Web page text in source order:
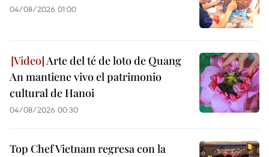
04/08/2026 01:00
Arte del té de loto de Quang
An mantiene vivo el patrimonio
cultural de Hanoi
04/08/2026 00:30
Top Chef Vietnam regresa con la